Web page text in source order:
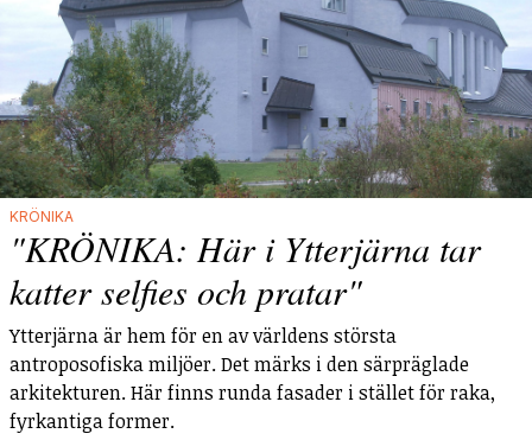
KRÖNIKA
"KRÖNIKA: Här i Ytterjärna tar
katter selfies och pratar"
Ytterjärna är hem för en av världens största
antroposofiska miljöer. Det märks i den särpräglade
arkitekturen. Här finns runda fasader i stället för raka,
fyrkantiga former.